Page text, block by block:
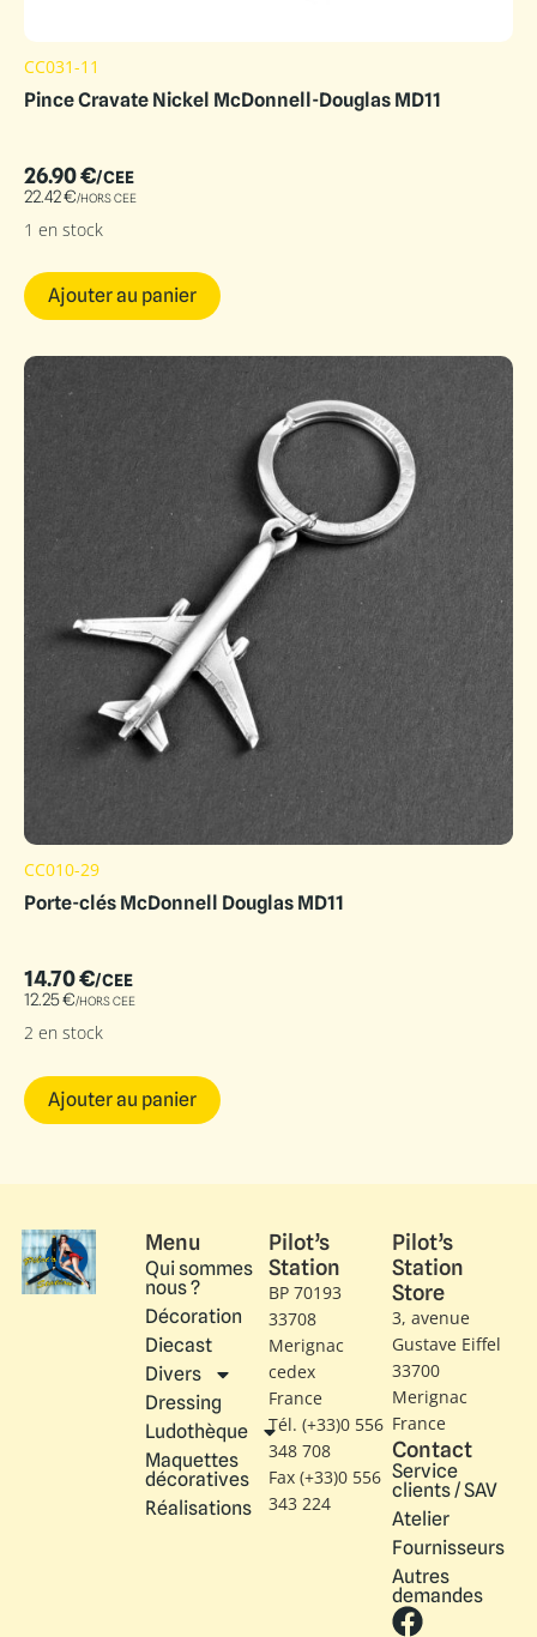
CC031-11
Pince Cravate Nickel McDonnell-Douglas MD11
26.90€/CEE
22.42€/HORS CEE
1 en stock
Ajouter au panier
CC010-29
Porte-clés McDonnell Douglas MD11
14.70€/CEE
12.25€/HORS CEE
2 en stock
Ajouter au panier
Menu
Qui sommes
nous ?
Décoration
Diecast
Divers
Dressing
Ludothèque
Maquettes
décoratives
Réalisations
Pilot’s
Station
BP 70193
33708
Merignac
cedex
France
Tél. (+33)0 556
348 708
Fax (+33)0 556
343 224
Pilot’s
Station
Store
3, avenue
Gustave Eiffel​
33700
Merignac
France
Contact
Service
clients / SAV
Atelier
Fournisseurs
Autres
demandes